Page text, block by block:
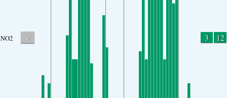
NO2 - 3 12